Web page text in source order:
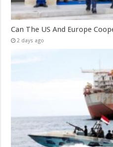
Can The US And Europe
2 days ago